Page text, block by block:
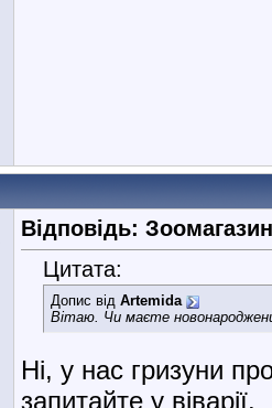
Відповідь:
Цитата:
Допис від Artemida
Вітаю. Чи маєте
Ні, у нас гризуни
запитайте у віварії.